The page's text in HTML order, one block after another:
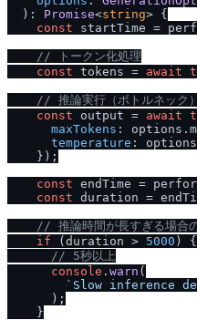
  ):
Promise<string> {
const startTime =
/ / トークン化処理
const tokens = await
/ / 推論実行（ボトルネック）
const output = await
maxTokens : options.
temperature :
    });
const endTime =
const duration =
/ / 推論時間が長すぎる場合
if (duration > 5000 ) {
/ / 5秒以上
console . warn (
`Slow inference
      );
    }